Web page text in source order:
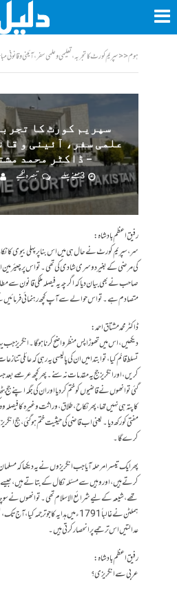
ہوم<<سپریم کورٹ کا تجربہ، تعلیمی و علمی سفر، آئینی و قانونی مباحث (۳) – ڈاکٹر محمد
سپریم کورٹ کا
– ڈاکٹر محمد
3 مہینے پہلے
تبصرہ لکھیے
رفیق اعظم بادشاہ:
سر، سپریم کورٹ نے حال ہی میں اس بنا پر پہلی بیوی کا
کی مرضی کے بغیر دوسری شادی کی تھی۔ تو اس پر چیئرمین
صاحب نے بھی بیان دیا کہ اگرچہ یہ فیصلہ ملکی قانون
متصادم ہے۔ تو اس حوالے سے آپ کچھ رہنمائی
ڈاکٹر محمد مشتاق احمد:
دیکھیں، اس میں تھوڑا پس منظر واضح کرنا ہوگا۔ انگریز
تسلط قائم کیا، تو ابتدا میں ان کی پالیسی یہ رہی کہ عائلی
کریں، اور انگریز جج یہ مقدمات نہ سنے۔پھر کچھ عرصے
گئی تو انھوں نے قاضیوں کو ختم کر دیا اور ان کی جگہ اپنے جج
کا پتہ ہی نہیں تھا، پھر نکاح، طلاق، وراثت وغیرہ کا
مفتی کو رکھ دیا۔ یعنی اب قاضی کی حیثیت ختم ہو گئی، جج
کرے گا۔
پھر ایک تیسرا مرحلہ آیا جب انگریزوں نے یہ دیکھا کہ
کرتے ہیں، اور وہیں سے مسئلہ نکال کے بتاتے ہیں، جیسے
تھے، شیعہ کے لیے شرائع الاسلام تھی۔ تو انھوں نے سوچا
عدالتیں اس ترجمے پر انحصار کرتی ہیں۔
رفیق اعظم بادشاہ:
عربی سے انگریزی؟